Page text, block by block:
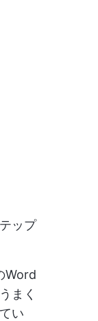
ップ
Word
まく
い